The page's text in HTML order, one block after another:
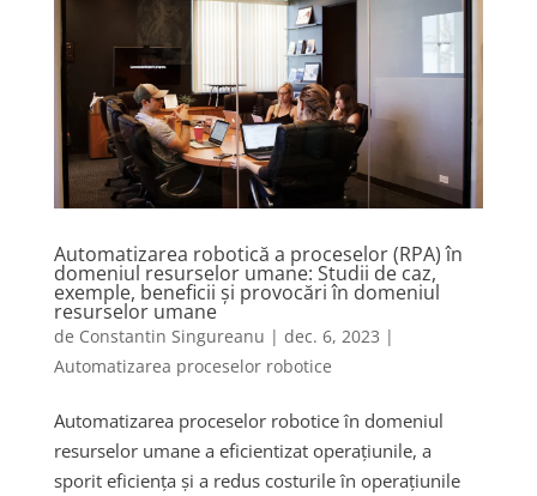
Automatizarea robotică a proceselor (RPA) în
domeniul resurselor umane: Studii de caz,
exemple, beneficii și provocări în domeniul
resurselor umane
de Constantin Singureanu | dec. 6, 2023 |
Automatizarea proceselor robotice
Automatizarea proceselor robotice în domeniul
resurselor umane a eficientizat operațiunile, a
sporit eficiența și a redus costurile în operațiunile